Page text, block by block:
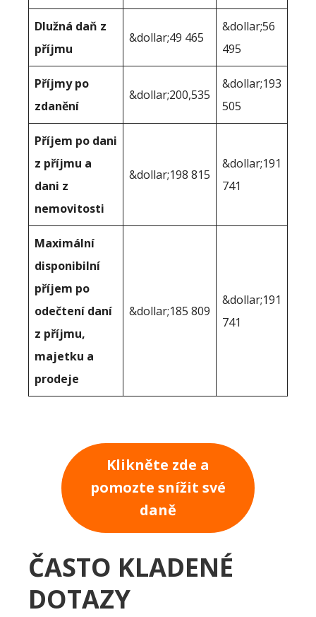
Dlužná daň z
příjmu
&dollar;49 465
&dollar;56
495
Příjmy po
zdanění
&dollar;200,535
&dollar;193
505
Příjem po dani
z příjmu a
dani z
nemovitosti
&dollar;198 815
&dollar;191
741
Maximální
disponibilní
příjem po
odečtení daní
z příjmu,
majetku a
prodeje
&dollar;185 809
&dollar;191
741
Klikněte zde a
pomozte snížit své
daně
ČASTO KLADENÉ
DOTAZY